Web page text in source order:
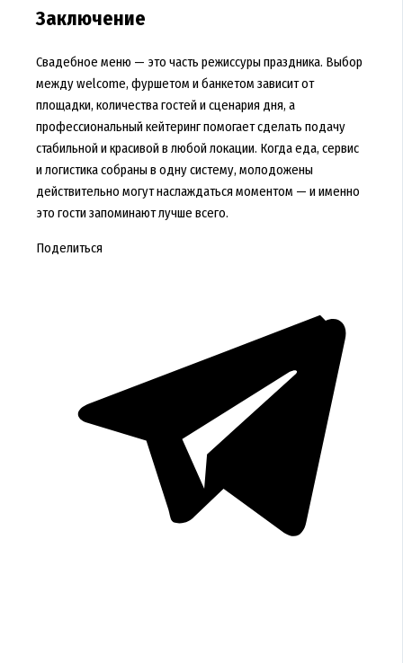
Заключение
Свадебное меню — это часть режиссуры праздника. Выбор
между welcome, фуршетом и банкетом зависит от
площадки, количества гостей и сценария дня, а
профессиональный кейтеринг помогает сделать подачу
стабильной и красивой в любой локации. Когда еда, сервис
и логистика собраны в одну систему, молодожены
действительно могут наслаждаться моментом — и именно
это гости запоминают лучше всего.
Поделиться